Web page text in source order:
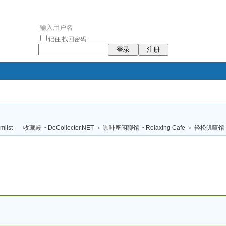
记住 找回密码
登录 注册
褔
袠袠袥眩褦
收藏殿 ~ DeCollector.NET > 咖啡座闲聊馆 ~ Relaxing Cafe > 轻松叽喳馆